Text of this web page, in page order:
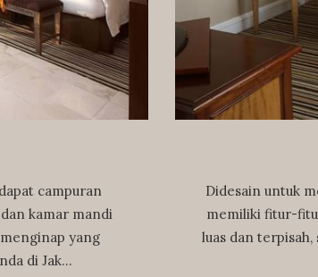
campuran
kamar mandi
yang
di Jak…
Didesain untuk
memiliki fitur-
luas dan